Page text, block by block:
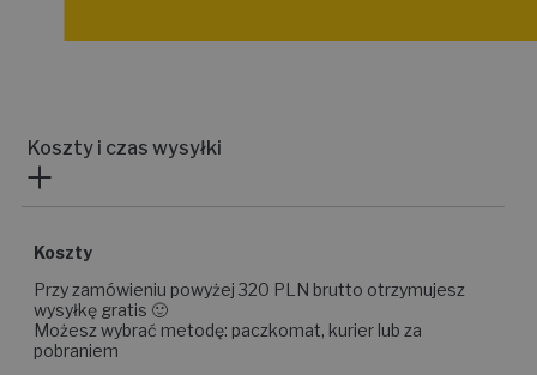
Koszty i czas wysyłki
Koszty
Przy zamówieniu powyżej 320 PLN brutto otrzymujesz
wysyłkę gratis 🙂
Możesz wybrać metodę: paczkomat, kurier lub za
pobraniem